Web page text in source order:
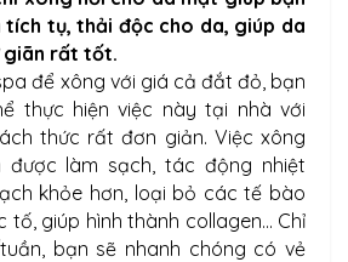
tụ, thải độc cho da, giúp da
giãn rất tốt.
để xông với giá cả đắt đỏ, bạn
thực hiện việc này tại nhà với
thức rất đơn giản. Việc xông
làm sạch, tác động nhiệt
khỏe hơn, loại bỏ các tế bào
tố, giúp hình thành collagen... Chỉ
bạn sẽ nhanh chóng có vẻ